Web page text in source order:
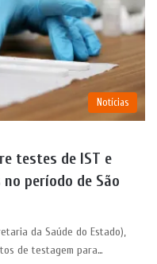
Notícias
testes de IST e
período de São
da Saúde do Estado),
de testagem para…